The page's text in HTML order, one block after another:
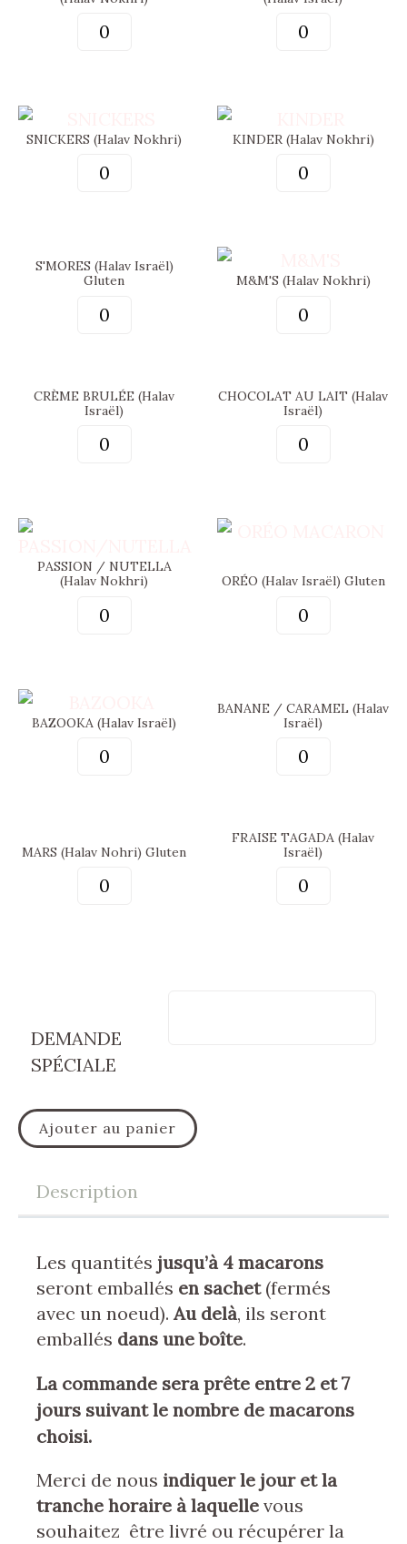
SNICKERS (Halav Nokhri) KINDER (Halav Nokhri)
S'MORES (Halav Israël)
Gluten
M&M'S (Halav Nokhri)
CRÈME BRULÉE (Halav
Israël)
CHOCOLAT AU LAIT (Halav
Israël)
PASSION / NUTELLA
(Halav Nokhri)
ORÉO (Halav Israël) Gluten
BAZOOKA (Halav Israël)
BANANE / CARAMEL (Halav
Israël)
MARS (Halav Nohri) Gluten
FRAISE TAGADA (Halav
Israël)
DEMANDE
SPÉCIALE
Ajouter au panier
Description
Les quantités jusqu’à 4 macarons
seront emballés en sachet(fermés
avec un noeud).Au delà, ils seront
emballés dans une boîte.
La commande sera prête entre 2 et 7
jours suivant le nombre de macarons
choisi.
Merci de nous indiquer le jour et la
tranche horaire à laquelle vous
souhaitez être livré ou récupérer la